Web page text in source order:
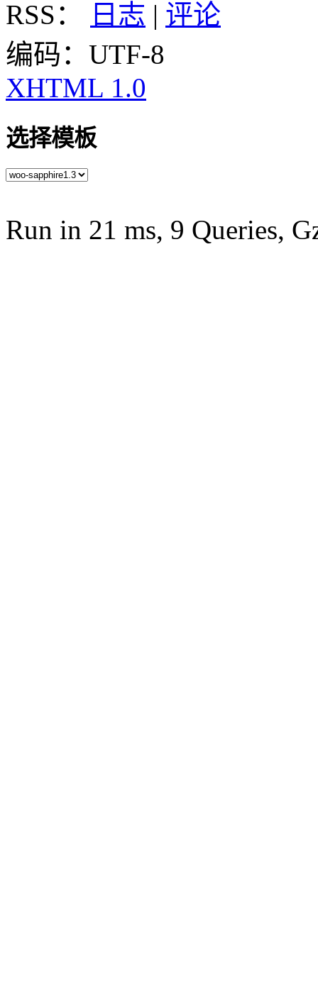
RSS： 日志 | 评论
编码：UTF-8
XHTML 1.0
选择模板
Run in 21 ms, 9 Queries,